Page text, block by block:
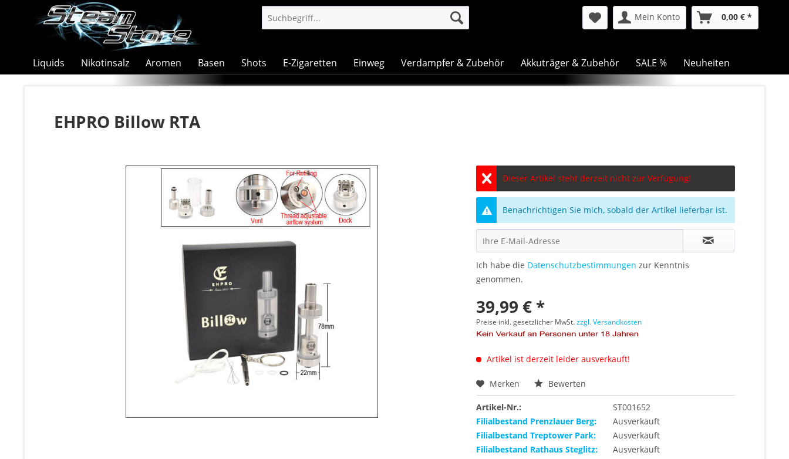
Mein Konto 0,00 € *
Liquids Nikotinsalz Aromen Basen Shots E-Zigaretten Einweg Verdampfer & Zubehör Akkuträger & Zubehör SALE % Neuheiten
EHPRO Billow RTA
Dieser Artikel steht derzeit nicht zur Verfügung!
Benachrichtigen Sie mich, sobald der Artikel lieferbar ist.
Ich habe die Datenschutzbestimmungen zur Kenntnis
genommen.
39,99 € *
Preise inkl. gesetzlicher MwSt.zzgl. Versandkosten
Artikel ist derzeit leider ausverkauft!
Merken Bewerten
Artikel-Nr.:
ST001652
Filialbestand Prenzlauer Berg:
Ausverkauft
Filialbestand Treptower Park:
Ausverkauft
Filialbestand Rathaus Steglitz:
Ausverkauft